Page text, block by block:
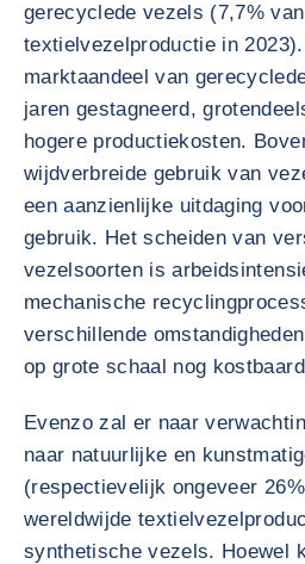
gerecyclede vezels (7,7%
textielvezelproductie in
marktaandeel van
jaren gestagneerd,
hogere productiekosten.
wijdverbreide gebruik van
een aanzienlijke uitdaging
gebruik. Het scheiden van
vezelsoorten is
mechanische
verschillende
op grote schaal nog
Evenzo zal er naar
naar natuurlijke en
(respectievelijk ongeveer
wereldwijde
synthetische vezels. Hoewel